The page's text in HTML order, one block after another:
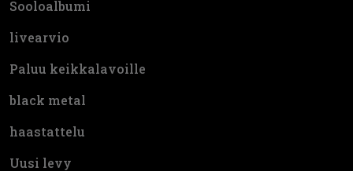
Sooloalbumi
livearvio
Paluu keikkalavoille
black metal
haastattelu
Uusi levy